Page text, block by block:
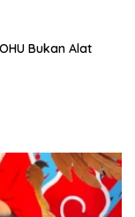
Bukan Alat